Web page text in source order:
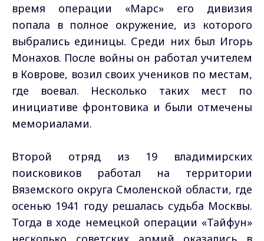
время операции «Марс» его дивизия
попала в полное окружение, из которого
выбрались единицы. Среди них был Игорь
Монахов. После войны он работал учителем
в Коврове, возил своих учеников по местам,
где воевал. Несколько таких мест по
инициативе фронтовика и были отмечены
мемориалами.
Второй отряд из 19 владимирских
поисковиков работал на территории
Вяземского округа Смоленской области, где
осенью 1941 году решалась судьба Москвы.
Тогда в ходе немецкой операции «Тайфун»